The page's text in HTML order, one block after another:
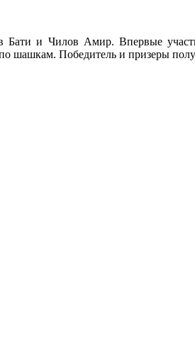
и Чилов Амир. Впервые
шашкам. Победитель и призеры